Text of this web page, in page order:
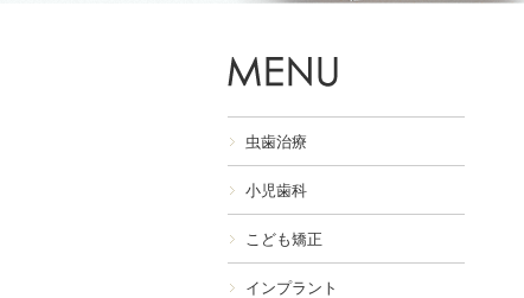
虫歯治療
小児歯科
こども矯正
インプラント